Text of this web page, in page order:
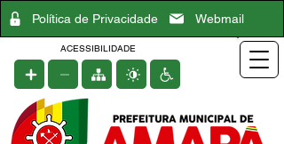
Política de Privacidade Webmail
ACESSIBILIDADE